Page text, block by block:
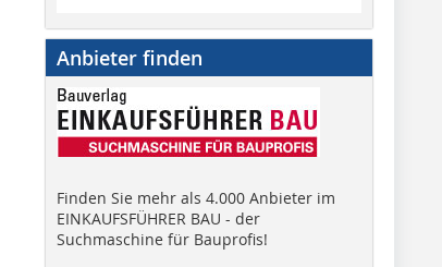
Anbieter finden
Finden Sie mehr als 4.000 Anbieter im
EINKAUFSFÜHRER BAU - der
Suchmaschine für Bauprofis!